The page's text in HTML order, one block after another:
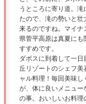
うところに寄り道。
たので、滝の勢いと
来るのですね。マイ
県菅平高原は真夏に
すすめです。
ダボスに到着して一
丘リゾートのシェフ
ャル料理！毎回美味
が、体に良いメニュー
の事。おいしいお料